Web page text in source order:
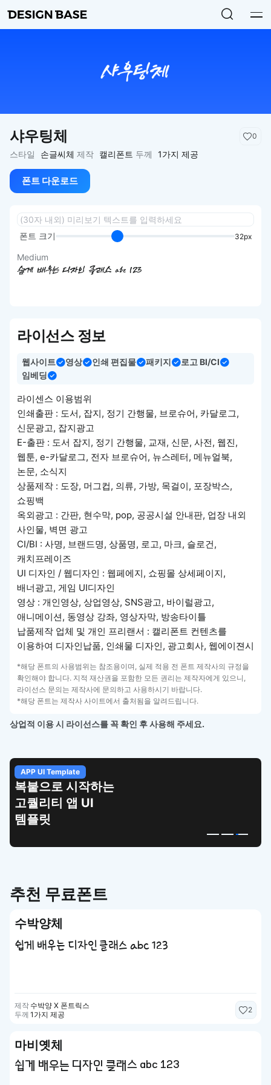
샤우팅체 0
스타일 손글씨체 제작 캘리폰트 두께 1가지 제공
폰트 다운로드
폰트 크기 32px
Medium
쉽게 배우는 디자인 클래스 abc 123
라이선스 정보
웹사이트 영상 인쇄 편집물 패키지
로고 BI/CI
임베딩
라이센스 이용범위
인쇄출판 : 도서, 잡지, 정기 간행물, 브로슈어, 카달로그,
신문광고, 잡지광고
E-출판 : 도서 잡지, 정기 간행물, 교재, 신문, 사전, 웹진,
웹툰, e-카달로그, 전자 브로슈어, 뉴스레터, 메뉴얼북,
논문, 소식지
상품제작 : 도장, 머그컵, 의류, 가방, 목걸이, 포장박스,
쇼핑백
옥외광고 : 간판, 현수막, pop, 공공시설 안내판, 업장 내외
사인물, 벽면 광고
CI/BI : 사명, 브랜드명, 상품명, 로고, 마크, 슬로건,
캐치프레이즈
UI 디자인 / 웹디자인 : 웹페에지, 쇼핑몰 상세페이지,
배너광고, 게임 UI디자인
영상 : 개인영상, 상업영상, SNS광고, 바이럴광고,
애니메이션, 동영상 강좌, 영상자막, 방송타이틀
납품제작 업체 및 개인 프리랜서 : 캘리폰트 컨텐츠를
이용하여 디자인납품, 인쇄물 디자인, 광고회사, 웹에이젼시
*해당 폰트의 사용범위는 참조용이며, 실제 적용 전 폰트 제작사의 규정을
확인해야 합니다. 지적 재산권을 포함한 모든 권리는 제작자에게 있으니,
라이선스 문의는 제작사에 문의하고 사용하시기 바랍니다.
*해당 폰트는 제작사 사이트에서 출처됨을 알려드립니다.
상업적 이용 시 라이선스를 꼭 확인 후 사용해 주세요.
APP UI Template
복붙으로 시작하는
고퀄리티 앱 UI
템플릿
추천 무료폰트
수박양체
쉽게 배우는 디자인 클래스 abc 123
제작 수박양 X 폰트릭스
두께 1가지 제공
2
마비옛체
쉽게 배우는 디자인 클래스 abc 123